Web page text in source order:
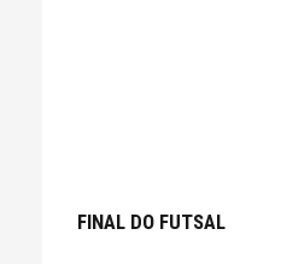
FINAL DO FUTSAL